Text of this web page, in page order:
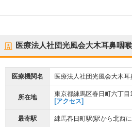
医療法人社団光風会大木耳鼻咽
医療機関名 医療法人社団光風会大木
所在地
東京都練馬区春日町六丁
[アクセス]
最寄駅 練馬春日町駅(駅から北西